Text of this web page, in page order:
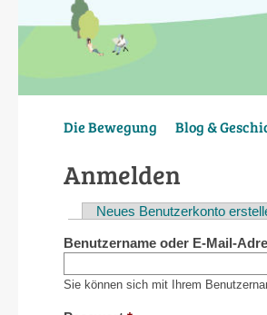
Die Bewegung Blog &
Anmelden
Haupt-
Reiter
Neues Benutzerkonto
Benutzername oder E-Mail-
Sie können sich mit Ihrem